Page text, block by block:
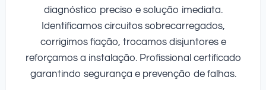
diagnóstico preciso e solução imediata.
Identificamos circuitos sobrecarregados,
corrigimos fiação, trocamos disjuntores e
reforçamos a instalação. Profissional certificado
garantindo segurança e prevenção de falhas.